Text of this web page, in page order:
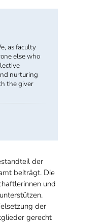
as faculty
else who
nurturing
the giver
der
beiträgt. Die
und
der
gerecht